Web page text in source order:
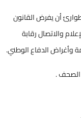
أن يفرض القانون
والاتصال رقابة
وأغراض الدفاع الوطني.
الصحف .